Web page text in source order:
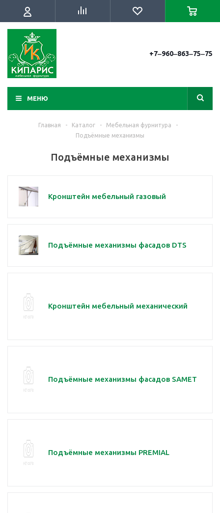
+7‒960‒863‒75‒75
МЕНЮ
Главная - Каталог - Мебельная фурнитура
-
Подъёмные механизмы
Подъёмные механизмы
Кронштейн мебельный газовый
Подъёмные механизмы фасадов DTS
Кронштейн мебельный механический
Подъёмные механизмы фасадов SAMET
Подъёмные механизмы PREMIAL